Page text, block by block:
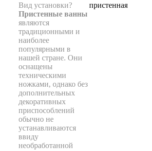
Вид установки?
Пристенные ванны
являются
традиционными и
наиболее
популярными в
нашей стране. Они
оснащены
техническими
ножками, однако без
дополнительных
декоративных
приспособлений
обычно не
устанавливаются
ввиду
необработанной
пристенная